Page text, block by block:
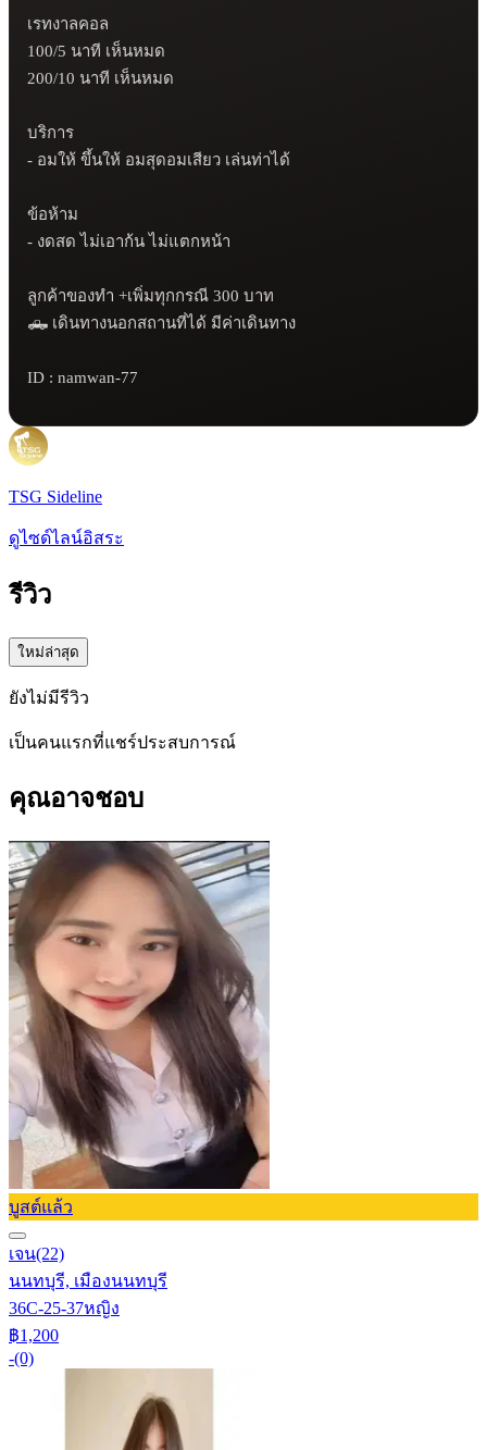
เรทงาลคอล
100/5 นาที เห็นหมด
200/10 นาที เห็นหมด
บริการ
- อมให้ ขึ้นให้ อมสุดอมเสียว เล่นท่าได้
ข้อห้าม
- งดสด ไม่เอาก้น ไม่แตกหน้า
ลูกค้าของทำ +เพิ่มทุกกรณี 300 บาท
🛻 เดินทางนอกสถานที่ได้ มีค่าเดินทาง
ID : namwan-77
TSG Sideline
ดูไซด์ไลน์อิสระ
รีวิว
ใหม่ล่าสุด
ยังไม่มีรีวิว
เป็นคนแรกที่แชร์ประสบการณ์
คุณอาจชอบ
บูสต์แล้ว
เจน(22)
นนทบุรี, เมืองนนทบุรี
36C-25-37หญิง
฿1,200
-(0)